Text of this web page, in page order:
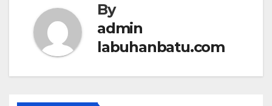
By
admin
labuhanbatu.com